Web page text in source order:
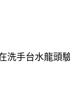
手台水龍頭